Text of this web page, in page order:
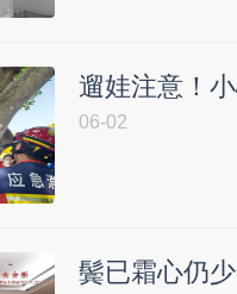
遛娃注意！
06-02
鬓已霜心仍